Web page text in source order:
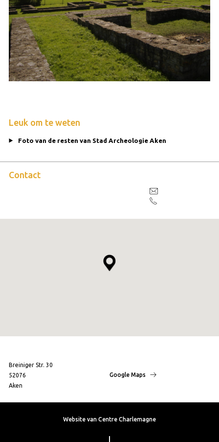
Leuk om te weten
Foto van de resten van Stad Archeologie Aken
Contact
Breiniger Str. 30
52076
Aken
Google Maps
Website van Centre Charlemagne